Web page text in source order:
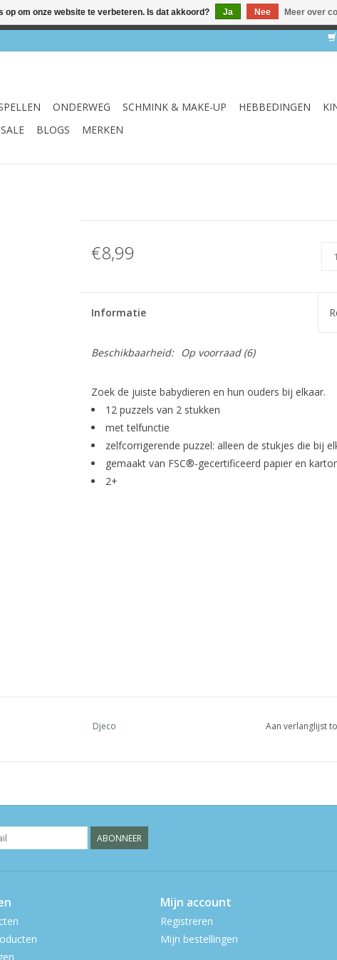
ONDERWEG SCHMINK & MAKE-UP HEBBEDINGEN
SALE BLOGS MERKEN
€8,99
Informatie
Beschikbaarheid: Op voorraad(6)
Zoek de juiste babydieren en hun ouders bij elkaar.
12 puzzels van 2 stukken
met telfunctie
zelfcorrigerende puzzel: alleen de stukjes die bij
gemaakt van FSC®-gecertificeerd papier en
2+
Djeco Aan verlanglijst
ABONNEER
Mijn account
Registreren
Mijn bestellingen
op om onze website te verbeteren. Is dat akkoord? Ja Nee Meer over
webshop ✔ Gratis verzenden vanaf €75 ✔ Levertijd 1-3